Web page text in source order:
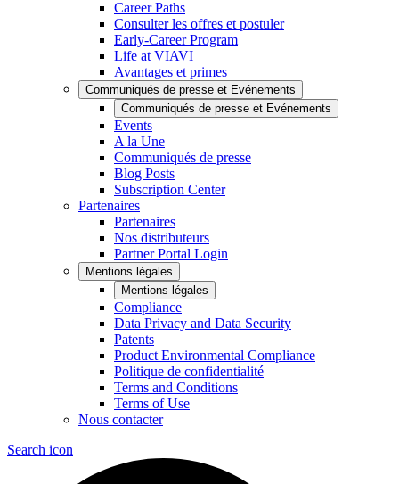
Career Paths
Consulter les offres et postuler
Early-Career Program
Life at VIAVI
Avantages et primes
Communiqués de presse et Evénements
Communiqués de presse et Evénements
Events
A la Une
Communiqués de presse
Blog Posts
Subscription Center
Partenaires
Partenaires
Nos distributeurs
Partner Portal Login
Mentions légales
Mentions légales
Compliance
Data Privacy and Data Security
Patents
Product Environmental Compliance
Politique de confidentialité
Terms and Conditions
Terms of Use
Nous contacter
Search icon